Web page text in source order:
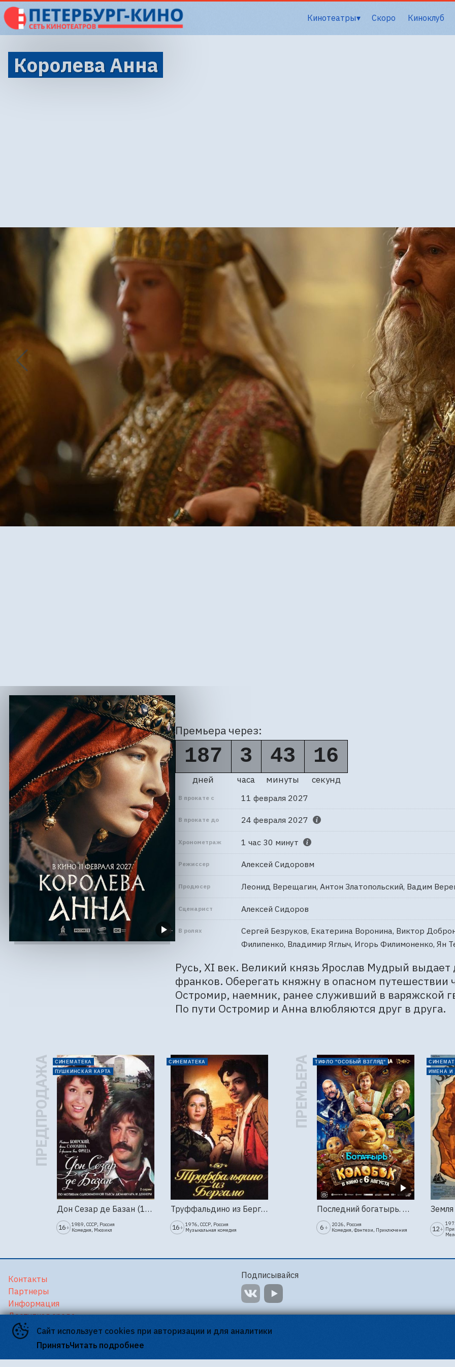
Кинотеатры Скоро Киноклуб
Королева Анна
Премьера через:
187
дней
3
часа
43
минуты
15
секунд
В прокате с 11 февраля 2027
В прокате до 24 февраля 2027
Хронометраж 1 час 30 минут
Режиссер Алексей Сидоровм
Продюсер Леонид Верещагин, Антон Златопольский, Вадим
Сценарист Алексей Сидоров
В ролях
Сергей Безруков, Екатерина Воронина, Виктор
Филипенко, Владимир Яглыч, Игорь Филимоненко, Ян
Русь, XI век. Великий князь Ярослав Мудрый выдает
франков. Оберегать княжну в опасном
Остромир, наемник, ранее служивший в варяжской
По пути Остромир и Анна влюбляются друг в друга.
ПРЕДПРОДАЖА
СИНЕМАТЕКА
ПУШКИНСКАЯ КАРТА
Дон Сезар де Базан (1989г., Ленфильм, 2 серии)
16+ 1989, СССР, Россия
Комедия, Мюзикл
СИНЕМАТЕКА
Труффальдино из Бергамо (1976г., Ленфильм, 2 серии)
16+ 1976, СССР, Россия
Музыкальная комедия
ПРЕМЬЕРА ТИФЛО "ОСОБЫЙ ВЗГЛЯД"
Последний богатырь. Колобок
6 +
2026, Россия
Комедия, Фэнтези, Приключения
ИМЕНА И
12+
Сайт использует cookies при авторизации и для аналитики
ПринятьЧитать подробнее
Контакты
Партнеры
Информация
Доступная среда
Версия для слабовидящих
Подписывайся